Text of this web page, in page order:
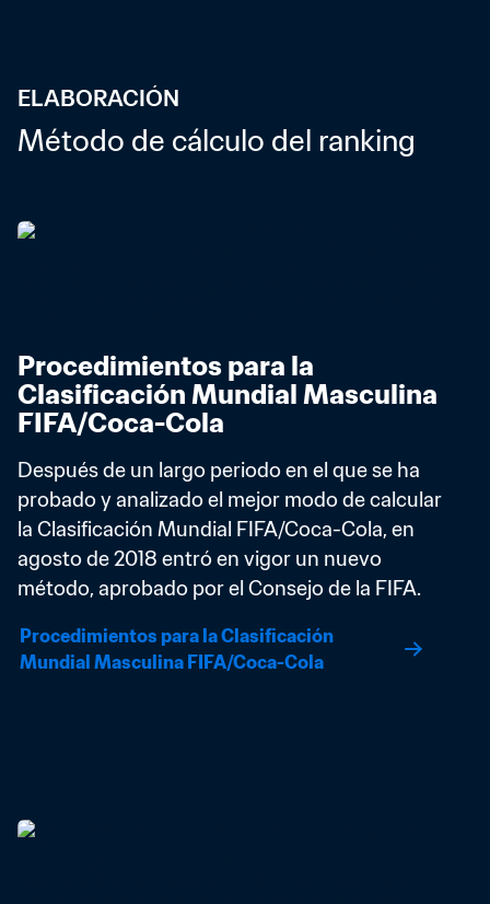
ELABORACIÓN
Método de cálculo del ranking
Procedimientos para la
Clasificación Mundial Masculina
FIFA/Coca-Cola
Después de un largo periodo en el que se ha
probado y analizado el mejor modo de calcular
la Clasificación Mundial FIFA/Coca-Cola, en
agosto de 2018 entró en vigor un nuevo
método, aprobado por el Consejo de la FIFA.
Procedimientos para la Clasificación
Mundial Masculina FIFA/Coca-Cola